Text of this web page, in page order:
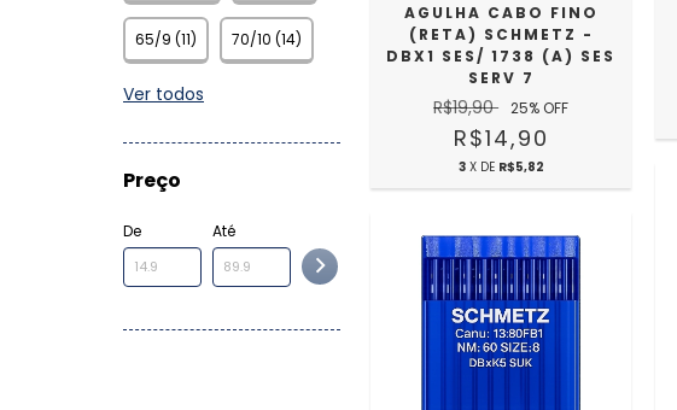
65/9 (11) 70/10 (14)
Ver todos
Preço
De Até
AGULHA CABO FINO
(RETA) SCHMETZ -
DBX1 SES/ 1738 (A) SES
SERV 7
R$19,90 25% OFF
R$14,90
3 X DE R$5,82